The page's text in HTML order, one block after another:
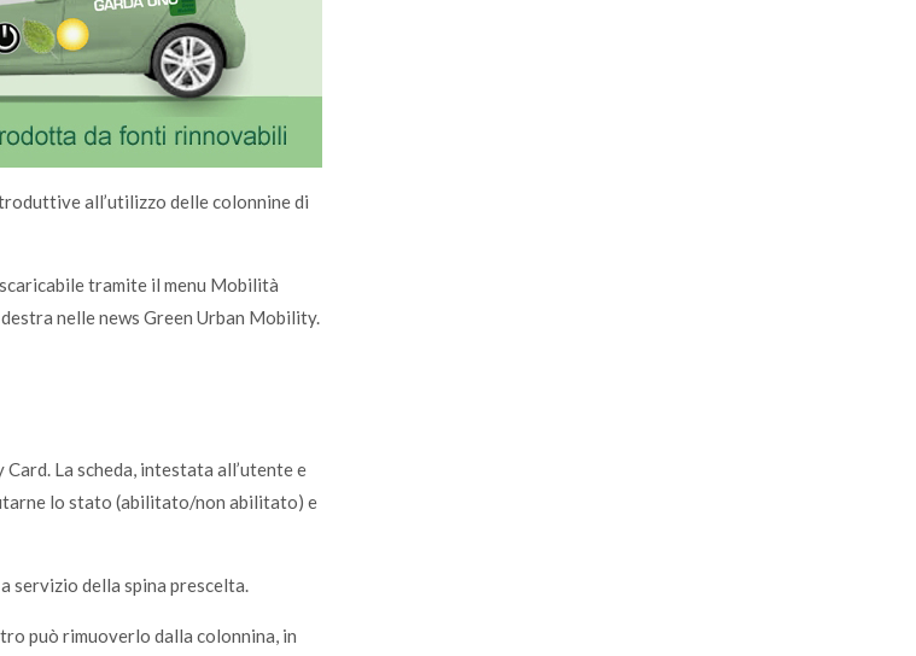
all’utilizzo delle colonnine di
tramite il menu Mobilità
nelle news Green Urban Mobility.
La scheda, intestata all’utente e
lo stato (abilitato/non abilitato) e
servizio della spina prescelta.
può rimuoverlo dalla colonnina, in